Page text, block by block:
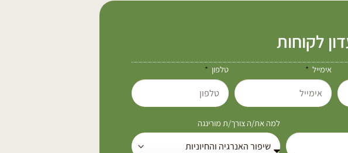
לקוחות
אימייל טלפון
למה את/ה צורך/ת מורינגה